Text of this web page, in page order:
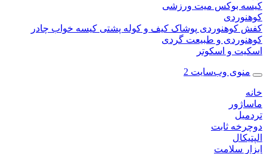
بوکسمیت ورزشی
کوهنوردیپوشاککیف و کوله پشتیکیسه خوابچادر
و طبیعت گردی
و اسکوتر
وب‌سایت 2
ثابت
سلامت